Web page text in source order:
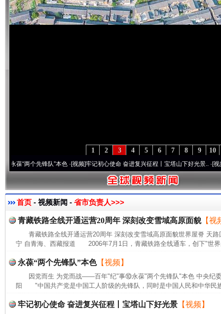
10
9
8
7
6
5
4
3
2
1
两个先锋队”本色·[视频]牢记初心使命 奋进复兴征程丨宝塔山下好光景..·[视频]因党
首页 - 视频新闻 - 省市负责人>>>
青藏铁路全线开通运营20周年 深刻改变雪域高原面貌【视
青藏铁路全线开通运营20周年 深刻改变雪域高原面貌世界屋脊 天
宁 自青海、西藏报道 2006年7月1日，青藏铁路全线通车，创下"世界
永葆“两个先锋队”本色【视频】
因党而生 为党而战——百年"纪"事⑩永葆"两个先锋队"本色 中央纪
阳 "中国共产党是中国工人阶级的先锋队，同时是中国人民和中华民
牢记初心使命 奋进复兴征程丨宝塔山下好光景 【视频】